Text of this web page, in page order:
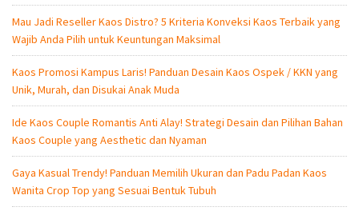
Mau Jadi Reseller Kaos Distro? 5 Kriteria Konveksi Kaos Terbaik yang
Wajib Anda Pilih untuk Keuntungan Maksimal
Kaos Promosi Kampus Laris! Panduan Desain Kaos Ospek / KKN yang
Unik, Murah, dan Disukai Anak Muda
Ide Kaos Couple Romantis Anti Alay! Strategi Desain dan Pilihan Bahan
Kaos Couple yang Aesthetic dan Nyaman
Gaya Kasual Trendy! Panduan Memilih Ukuran dan Padu Padan Kaos
Wanita Crop Top yang Sesuai Bentuk Tubuh